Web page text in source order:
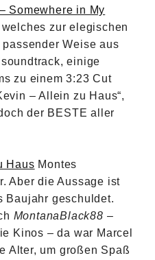
Somewhere in My
welches zur elegischen
Weise aus
einige
zu einem 3:23 Cut
– Allein zu Haus“,
der BESTE aller
Haus Montes
Aber die Aussage ist
Baujahr geschuldet.
MontanaBlack88 –
Kinos – da war Marcel
Alter, um großen Spaß